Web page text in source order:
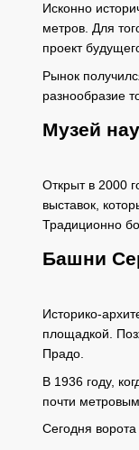
Исконно
метров. Для
проект
Рынок
разнообразие
Музей
Открыт в 2000
выставок,
Традиционно
Башни
Историко-
площадкой.
Прадо.
В 1936 году,
почти
Сегодня